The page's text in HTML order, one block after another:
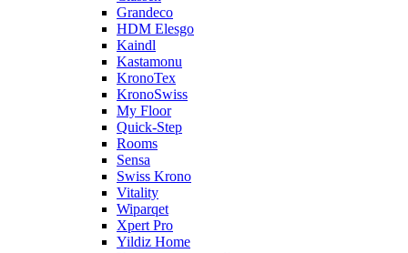
Grandeco
HDM Elesgo
Kaindl
Kastamonu
KronoTex
KronoSwiss
My Floor
Quick-Step
Rooms
Sensa
Swiss Krono
Vitality
Wiparqet
Xpert Pro
Yildiz Home